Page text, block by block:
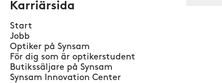
Karriärsida
Start
Jobb
Optiker på Synsam
För dig som är optikerstudent
Butikssäljare på Synsam
Synsam Innovation Center